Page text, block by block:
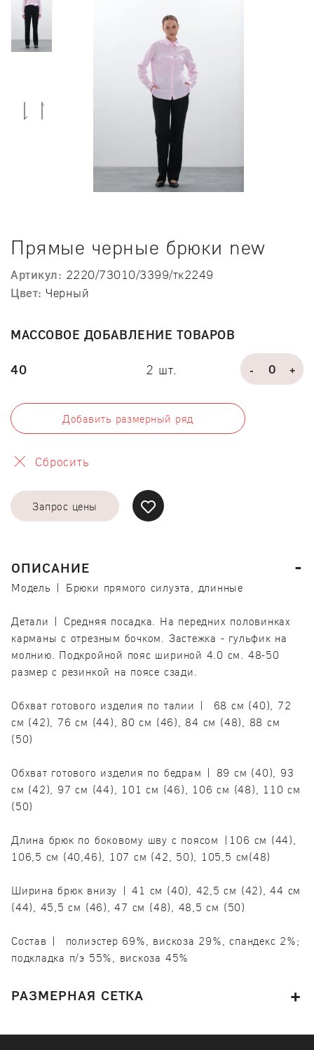
Previous
Прямые черные брюки new
Артикул: 2220/73010/3399/тк2249
Цвет: Черный
МАССОВОЕ ДОБАВЛЕНИЕ ТОВАРОВ
40 2 шт. - +
Добавить размерный ряд
Сбросить
Запрос цены
ОПИСАНИЕ
Модель | Брюки прямого силуэта, длинные
Детали | Средняя посадка. На передних половинках
карманы с отрезным бочком. Застежка - гульфик на
молнию. Подкройной пояс шириной 4.0 см. 48-50
размер с резинкой на поясе сзади.
Обхват готового изделия по талии | 68 см (40), 72
см (42), 76 см (44), 80 см (46), 84 см (48), 88 см
(50)
Обхват готового изделия по бедрам | 89 см (40), 93
см (42), 97 см (44), 101 см (46), 106 см (48), 110 см
(50)
Длина брюк по боковому шву с поясом |106 см (44),
106,5 см (40,46), 107 см (42, 50), 105,5 см(48)
Ширина брюк внизу | 41 см (40), 42,5 см (42), 44 см
(44), 45,5 см (46), 47 см (48), 48,5 см (50)
Состав | полиэстер 69%, вискоза 29%, спандекс 2%;
подкладка п/э 55%, вискоза 45%
РАЗМЕРНАЯ СЕТКА